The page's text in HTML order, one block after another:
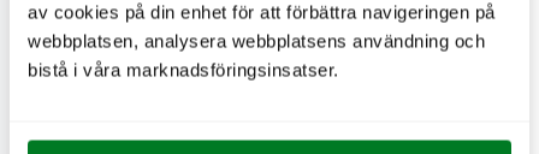
av cookies på din enhet för att förbättra navigeringen på
webbplatsen, analysera webbplatsens användning och
bistå i våra marknadsföringsinsatser.
PÅ RESTAURANGEN